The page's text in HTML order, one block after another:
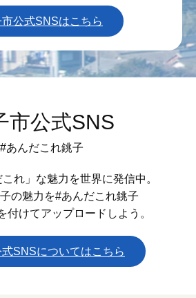
公式SNSはこちら
市公式SNS
#あんだこれ銚子
れ」な魅力を世界に発信中。
の魅力を#あんだこれ銚子
付けてアップロードしよう。
SNSについてはこちら